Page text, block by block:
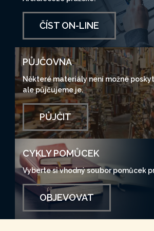
ČÍST ON-LINE
PŮJČOVNA
Některé materiály není možné
ale půjčujeme je.
PŮJČIT
CYKLY POMŮCEK
Vyberte si vhodný soubor pomůcek
OBJEVOVAT